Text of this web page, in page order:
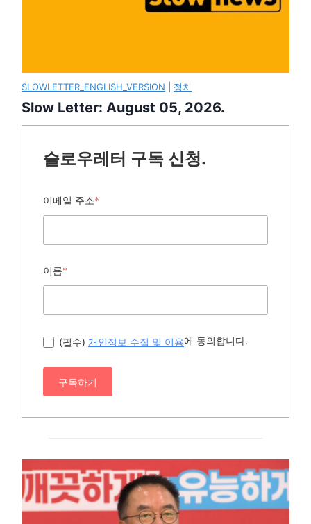
SLOWLETTER_ENGLISH_VERSION 정치
Slow Letter: August 05, 2026.
슬로우레터 구독 신청.
이메일 주소*
이름*
(필수) 개인정보 수집 및 이용에 동의합니다.
구독하기